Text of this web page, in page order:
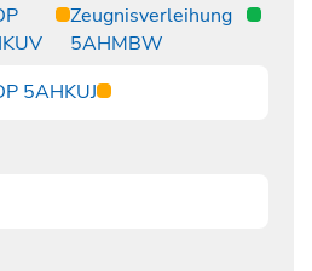
Zeugnisverleihung
5AHMBW
5AHKUJ